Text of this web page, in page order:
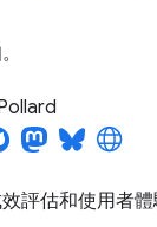
評估和使用者體